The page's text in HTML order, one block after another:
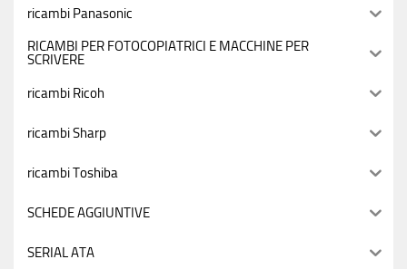
ricambi Panasonic
RICAMBI PER FOTOCOPIATRICI E MACCHINE PER
SCRIVERE
ricambi Ricoh
ricambi Sharp
ricambi Toshiba
SCHEDE AGGIUNTIVE
SERIAL ATA